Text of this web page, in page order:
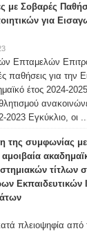
με Σοβαρές
για
Επταμελών
για την
έτος 2024-
Εγκύκλιο, οι
της συμφωνίας
αμοιβαία
τίτλων
Εκπαιδευτικών
πλειοψηφία από